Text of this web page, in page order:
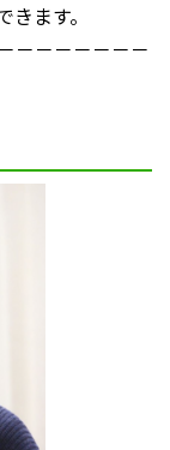
ます。
－－－－－－－